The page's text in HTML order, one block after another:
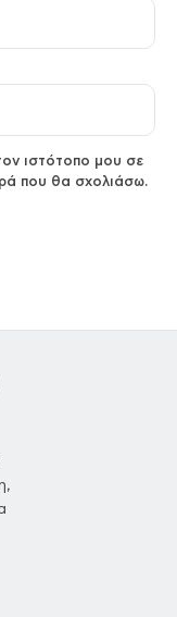
ιστότοπο μου σε
που θα σχολιάσω.